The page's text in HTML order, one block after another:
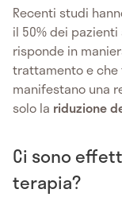
Recenti studi
il 50% dei
risponde in
trattamento e
manifestano una
solo la riduzione
Ci sono
terapia?